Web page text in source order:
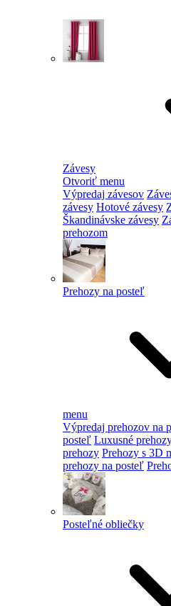
Závesy
Otvoriť menu
Výpredaj závesov
závesy Hotové závesy
Škandinávske závesy
prehozom
Prehozy na posteľ
menu
Výpredaj prehozov na
posteľ Luxusné
prehozy Prehozy s 3D
prehozy na posteľ
Posteľné obliečky